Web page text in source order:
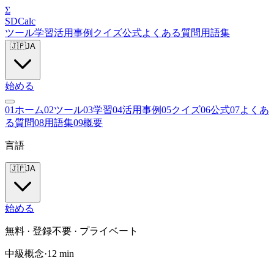
Σ
SDCalc
ツール学習活用事例 クイズ公式よくある質問 用語集
🇯🇵JA
始める
01 ホーム02ツール03学習04活用事例05クイズ06公式07よくあ
る質問08用語集09概要
言語
🇯🇵JA
始める
無料 · 登録不要 · プライベート
中級概念·12 min